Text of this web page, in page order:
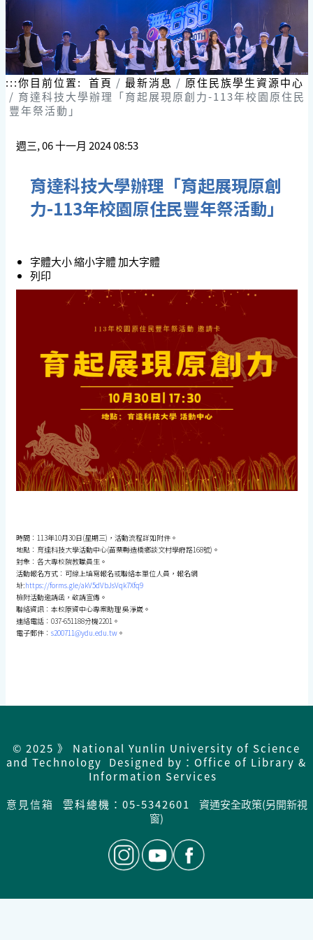
:::你目前位置: 首頁 最新消息
原住民族學生資源中心
育達科技大學辦理「育起展現原創力-113年校園原住民
豐年祭活動」
週三, 06 十一月 2024 08:53
育達科技大學辦理「育起展現原創
力-113年校園原住民豐年祭活動」
字體大小縮小字體加大字體
列印
時間：113年10月30日(星期三)，活動流程詳如附件。
地點：育達科技大學活動中心(苗栗縣造橋鄉談文村學府路168號)。
對象：各大專校院教職員生。
活動報名方式：可線上填寫報名或聯絡本單位人員，報名網
址:https://forms.gle/akV5dVbJsVqk7Xfq9
檢附活動邀請函，敬請宣傳。
聯絡資訊：本校原資中心專案助理 吳淨崴。
連絡電話：037-651188分機2201。
電子郵件： s200711@ydu.edu.tw。
© 2025 》 National Yunlin University of Science
and Technology Designed by：Office of Library &
Information Services
意見信箱
雲科總機：05-5342601
資通安全政策(另開新視
窗)